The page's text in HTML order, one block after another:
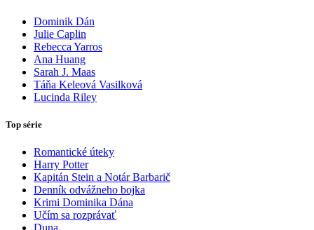
Dominik Dán
Julie Caplin
Rebecca Yarros
Ana Huang
Sarah J. Maas
Táňa Keleová Vasilková
Lucinda Riley
Top série
Romantické úteky
Harry Potter
Kapitán Stein a Notár Barbarič
Denník odvážneho bojka
Krimi Dominika Dána
Učím sa rozprávať
Duna